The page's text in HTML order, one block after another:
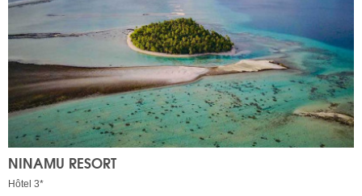
NINAMU RESORT
Hôtel 3*